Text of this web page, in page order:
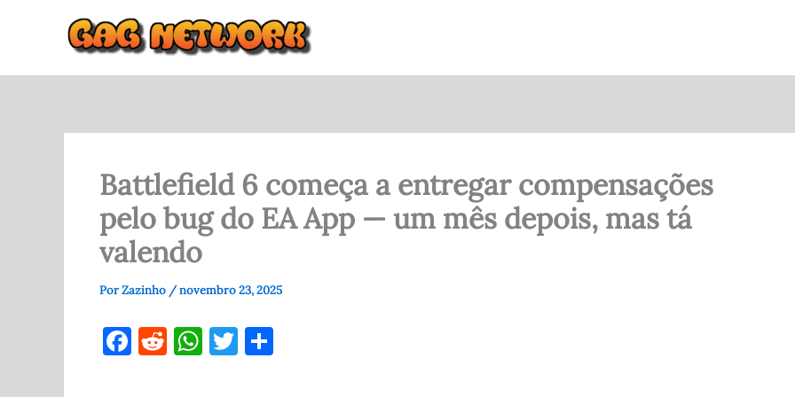
conteúdo
Battlefield 6 começa a entregar compensações
pelo bug do EA App — um mês depois, mas tá
valendo
PorZazinho /novembro 23, 2025
F R W T